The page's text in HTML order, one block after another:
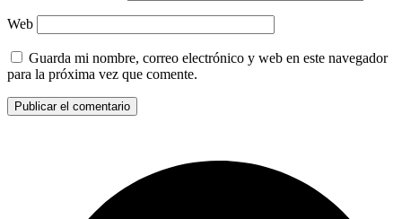
Web
Guarda mi nombre, correo electrónico y web en este navegador
para la próxima vez que comente.